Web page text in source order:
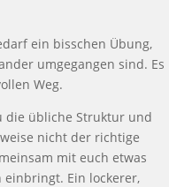
ein bisschen Übung,
umgegangen sind. Es
Weg.
die übliche Struktur und
nicht der richtige
mit euch etwas
einbringt. Ein lockerer,